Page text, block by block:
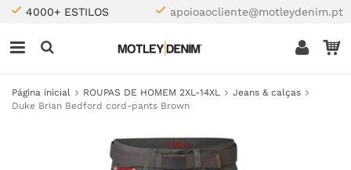
4000+ ESTILOS apoioaocliente@motleydenim.pt
Página inicial ROUPAS DE HOMEM 2XL-14XL
Jeans & calças
Duke Brian Bedford cord-pants Brown